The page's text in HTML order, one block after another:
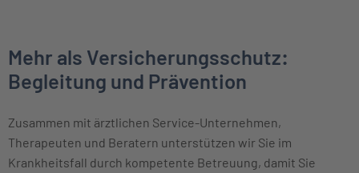
Mehr als Versicherungsschutz:
Begleitung und Prävention
Zusammen mit ärztlichen Service-Unternehmen,
Therapeuten und Beratern unterstützen wir Sie im
Krankheitsfall durch kompetente Betreuung, damit Sie